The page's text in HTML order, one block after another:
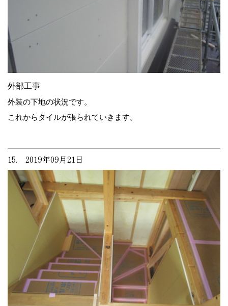
外部工事
外装の下地の状況です。
これからタイルが張られていきます。
15. 2019年09月21日